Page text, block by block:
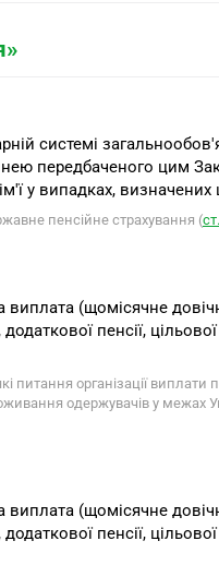
системі
передбаченого цим
у випадках,
пенсійне страхування (
виплата (щомісячне
пенсії,
організації виплати
одержувачів у межах
виплата (щомісячне
пенсії,